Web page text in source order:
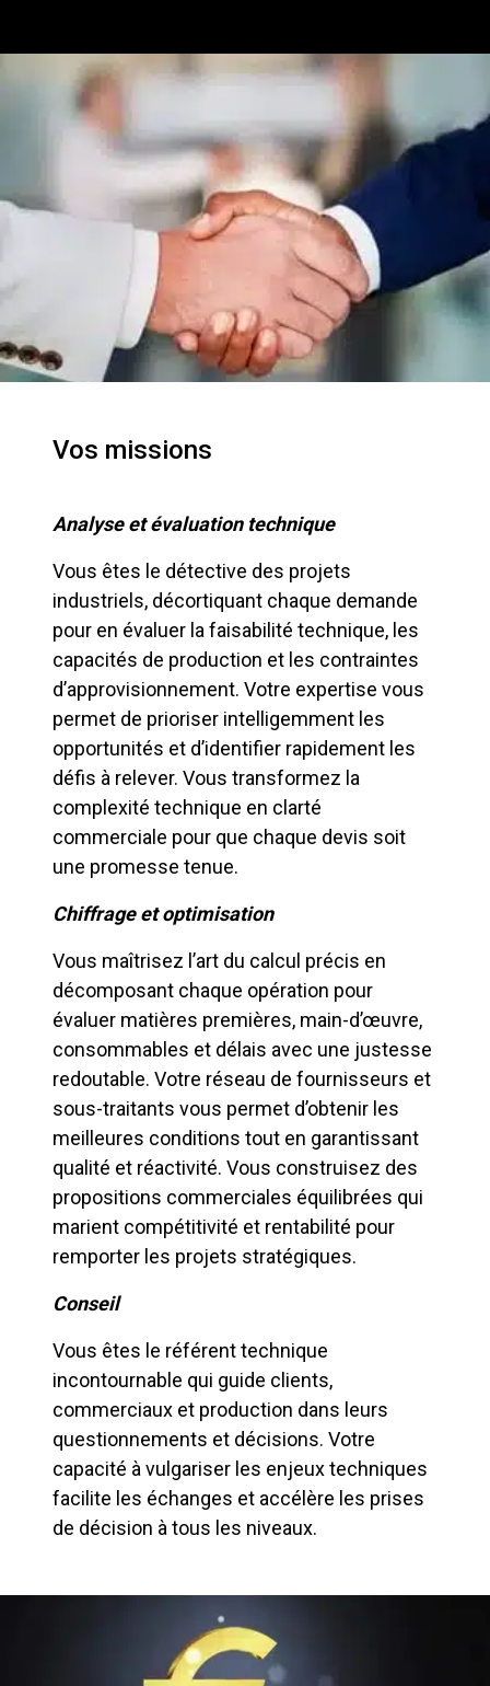
Vos missions
Analyse et évaluation technique
Vous êtes le détective des projets
industriels, décortiquant chaque demande
pour en évaluer la faisabilité technique, les
capacités de production et les contraintes
d’approvisionnement. Votre expertise vous
permet de prioriser intelligemment les
opportunités et d’identifier rapidement les
défis à relever. Vous transformez la
complexité technique en clarté
commerciale pour que chaque devis soit
une promesse tenue.
Chiffrage et optimisation
Vous maîtrisez l’art du calcul précis en
décomposant chaque opération pour
évaluer matières premières, main-d’œuvre,
consommables et délais avec une justesse
redoutable. Votre réseau de fournisseurs et
sous-traitants vous permet d’obtenir les
meilleures conditions tout en garantissant
qualité et réactivité. Vous construisez des
propositions commerciales équilibrées qui
marient compétitivité et rentabilité pour
remporter les projets stratégiques.
Conseil
Vous êtes le référent technique
incontournable qui guide clients,
commerciaux et production dans leurs
questionnements et décisions. Votre
capacité à vulgariser les enjeux techniques
facilite les échanges et accélère les prises
de décision à tous les niveaux.